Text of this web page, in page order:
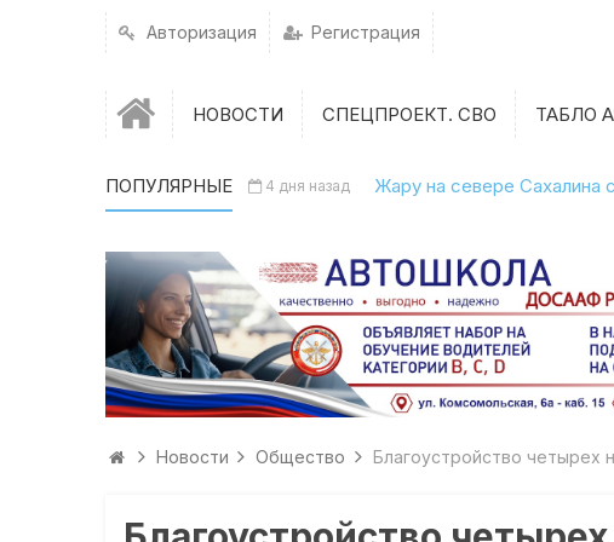
Авторизация Регистрация
НОВОСТИ СПЕЦПРОЕКТ. СВО ТАБЛО
ПОПУЛЯРНЫЕ 4 дня назад Жару на севере Сахалина
Новости Общество Благоустройство четырех